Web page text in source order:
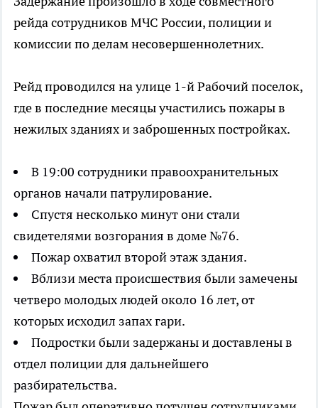
рейда сотрудников МЧС России, полиции и
комиссии по делам несовершеннолетних.
Рейд проводился на улице 1-й Рабочий поселок,
где в последние месяцы участились пожары в
нежилых зданиях и заброшенных постройках.
В 19:00 сотрудники правоохранительных
органов начали патрулирование.
Спустя несколько минут они стали
свидетелями возгорания в доме №76.
Пожар охватил второй этаж здания.
Вблизи места происшествия были замечены
четверо молодых людей около 16 лет, от
которых исходил запах гари.
Подростки были задержаны и доставлены в
отдел полиции для дальнейшего
разбирательства.